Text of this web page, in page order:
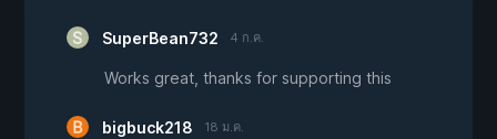
SuperBean732 4 ก.ค.
Works great, thanks for supporting this
bigbuck218 18 ม.ค.